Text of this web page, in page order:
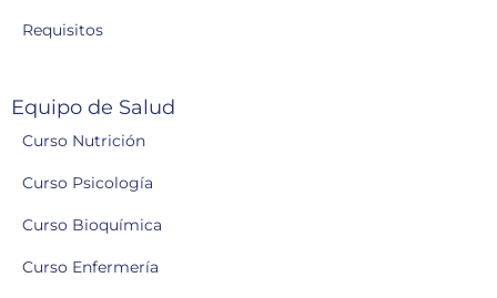
Requisitos
Equipo de Salud
Curso Nutrición
Curso Psicología
Curso Bioquímica
Curso Enfermería